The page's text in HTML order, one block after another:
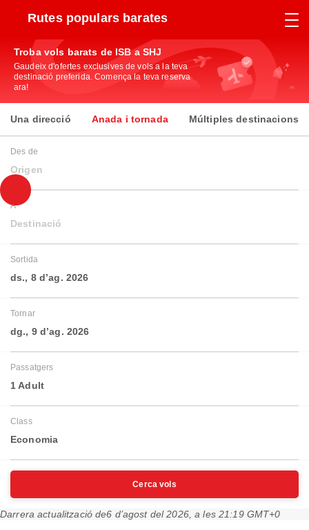
Rutes populars barates
Troba vols barats de ISB a SHJ
Gaudeix d'ofertes exclusives de vols a la teva
destinació preferida. Comença la teva reserva
ara!
Una direcció Anada i tornada Múltiples destinacions
Des de
Origen
A
Destinació
Sortida
ds., 8 d’ag. 2026
Tornar
dg., 9 d’ag. 2026
Passatgers
1 Adult
Class
Economia
Cerca vols
Darrera actualització de6 d’agost del 2026, a les 21:19 GMT+0